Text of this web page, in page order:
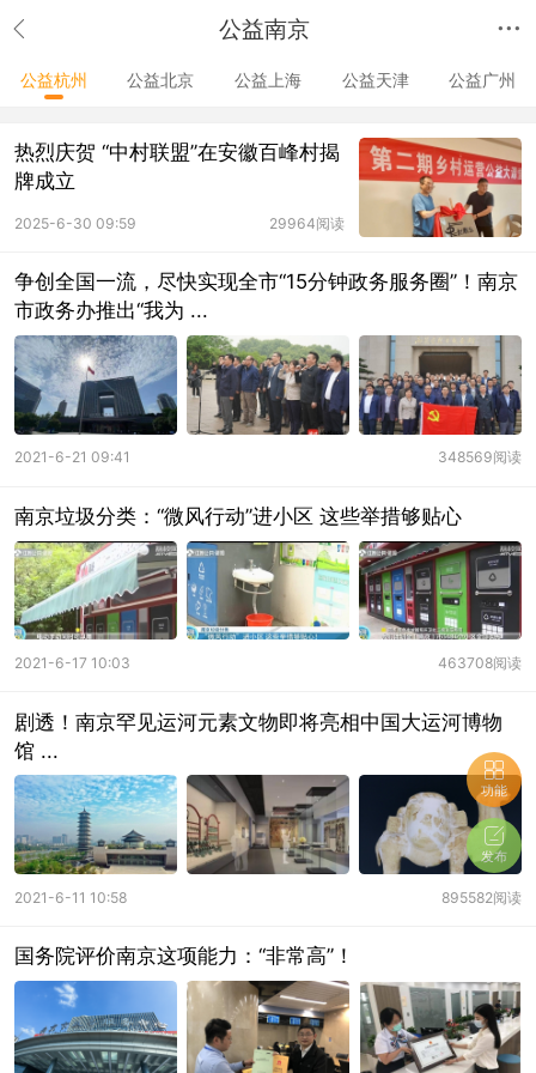
公益南京
公益杭州 公益北京 公益上海 公益天津 公益广州
热烈庆贺 “中村联盟”在安徽百峰村揭
牌成立
29964阅读
2025-6-30 09:59
争创全国一流，尽快实现全市“15分钟政务服务圈”！南京
市政务办推出“我为 ...
348569阅读
2021-6-21 09:41
南京垃圾分类：“微风行动”进小区 这些举措够贴心
463708阅读
2021-6-17 10:03
剧透！南京罕见运河元素文物即将亮相中国大运河博物
馆 ...
895582阅读
2021-6-11 10:58
国务院评价南京这项能力：“非常高”！
功能
发布